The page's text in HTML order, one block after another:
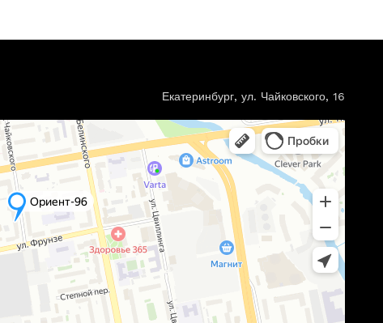
Екатеринбург, ул. Чайковского, 16